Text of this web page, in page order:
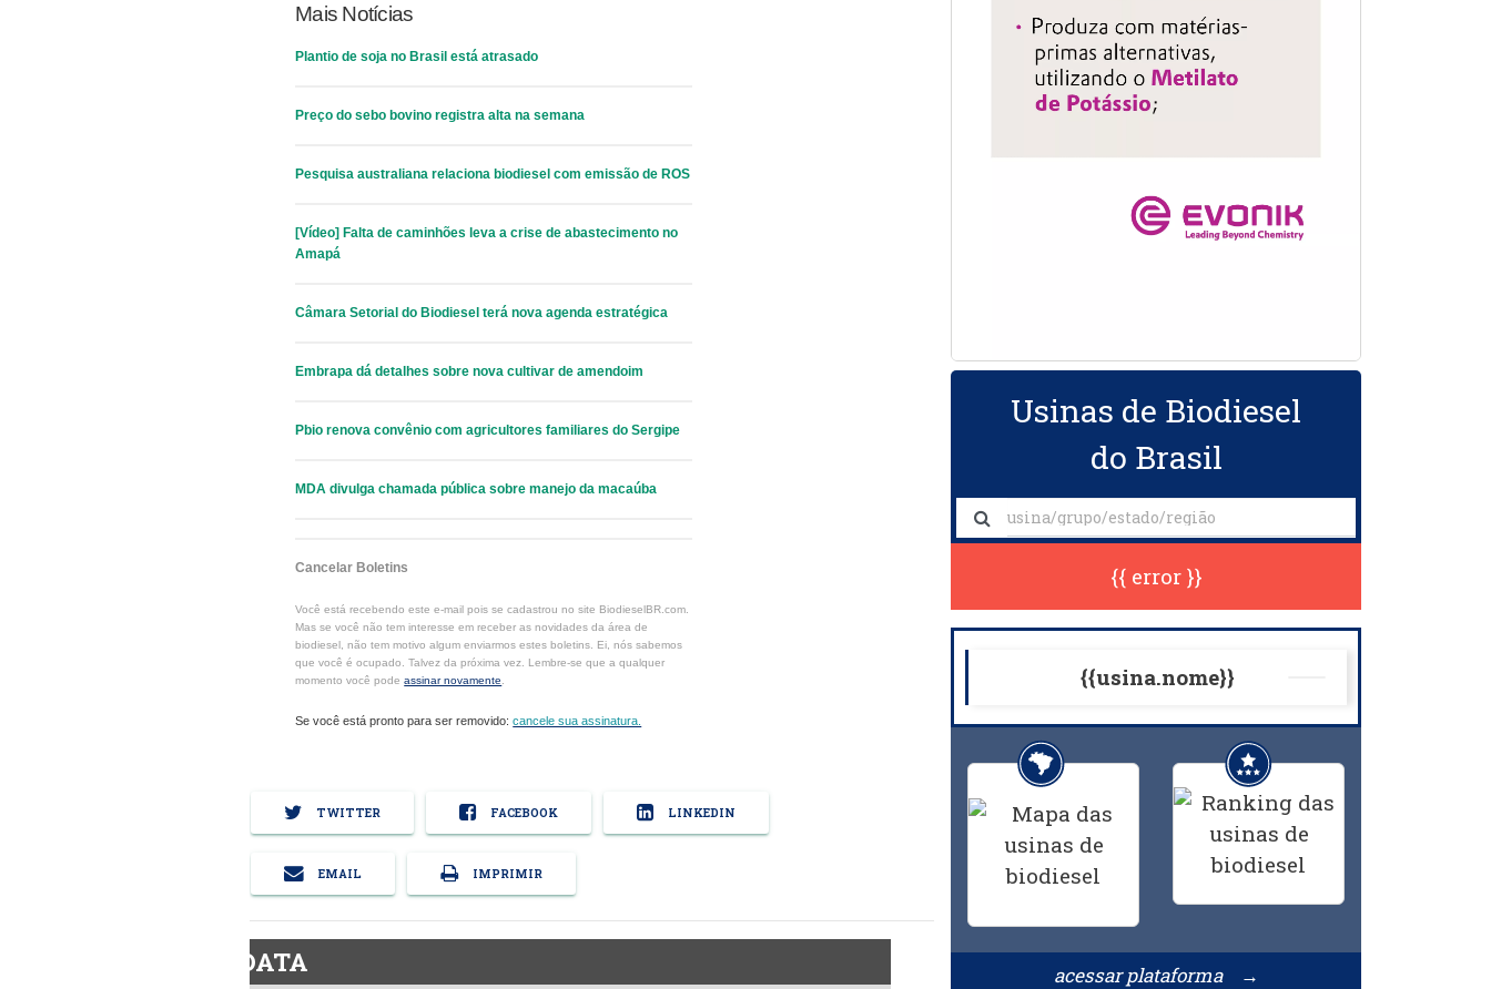
Mais Notícias
Plantio de soja no Brasil está atrasado
Preço do sebo bovino registra alta na semana
Pesquisa australiana relaciona biodiesel com emissão de ROS
[Vídeo] Falta de caminhões leva a crise de abastecimento no
Amapá
Câmara Setorial do Biodiesel terá nova agenda estratégica
Embrapa dá detalhes sobre nova cultivar de amendoim
Pbio renova convênio com agricultores familiares do Sergipe
MDA divulga chamada pública sobre manejo da macaúba
Cancelar Boletins
Você está recebendo este e-mail pois se cadastrou no site BiodieselBR.com.
Mas se você não tem interesse em receber as novidades da área de
biodiesel, não tem motivo algum enviarmos estes boletins. Ei, nós sabemos
que você é ocupado. Talvez da próxima vez. Lembre-se que a qualquer
momento você podeassinar novamente
Se você está pronto para ser removido:cancele sua assinatura.
TWITTER FACEBOOK LINKEDIN
EMAIL IMPRIMIR
BiodieselDATA
Usinas de Biodiesel
do Brasil
{{ error }}
{{usina.nome}}
acessar plataforma →